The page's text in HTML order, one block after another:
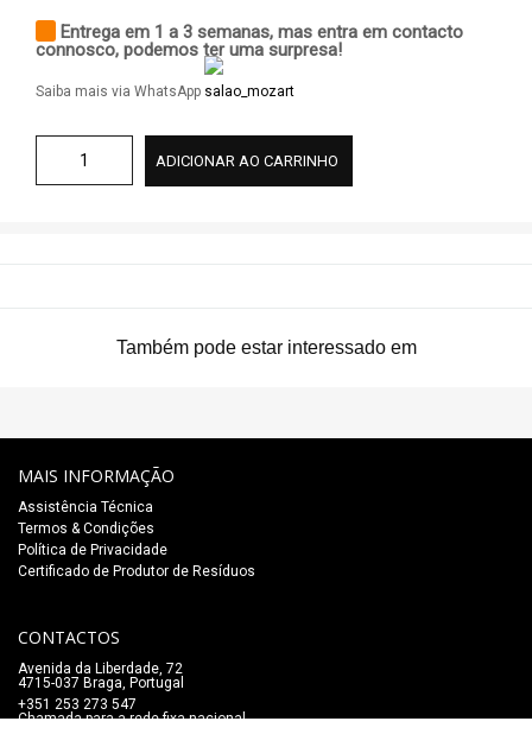
Entrega em 1 a 3 semanas, mas entra em contacto
connosco, podemos ter uma surpresa!
Saiba mais via WhatsApp
ADICIONAR AO CARRINHO
Também pode estar interessado em
MAIS INFORMAÇÃO
Assistência Técnica
Termos & Condições
Política de Privacidade
Certificado de Produtor de Resíduos
CONTACTOS
Avenida da Liberdade, 72
4715-037 Braga, Portugal
+351 253 273 547
Chamada para a rede fixa nacional